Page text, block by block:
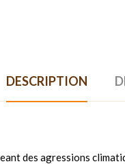
DESCRIPTION
des agressions